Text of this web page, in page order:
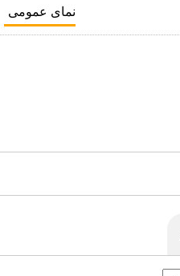
نمای عمومی